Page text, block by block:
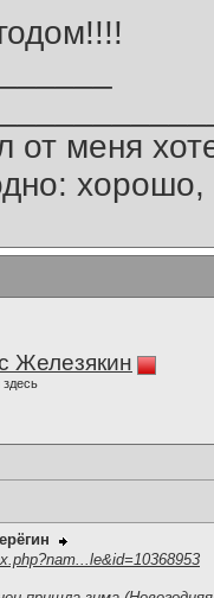
от меня
Железякин